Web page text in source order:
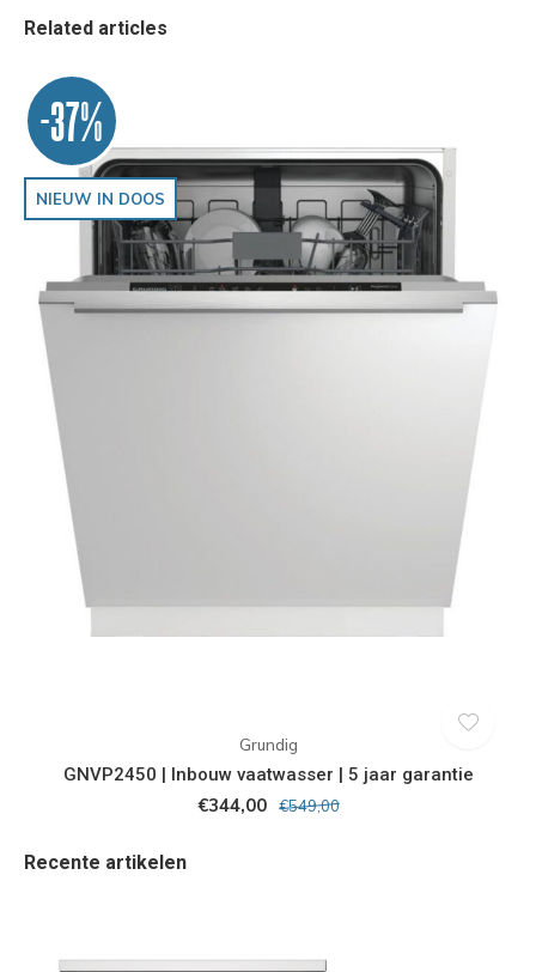
Related articles
-37%
NIEUW IN DOOS
Grundig
GNVP2450 | Inbouw vaatwasser | 5 jaar garantie
€344,00 €549,00
Recente artikelen